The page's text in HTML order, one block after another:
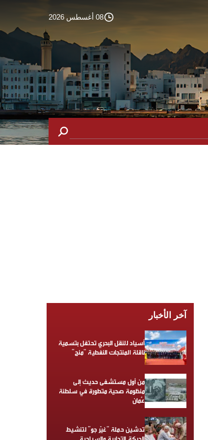
08 أغسطس 2026
آخر الأخبار
أسياد للنقل البحري تحتفل بتسمية
ناقلة المنتجات النفطية “منح”
من أول مستشفى حديث إلى
منظومة صحية متطورة في سلطنة
عُمان
تدشين حملة “غيّر جو” لتنشيط